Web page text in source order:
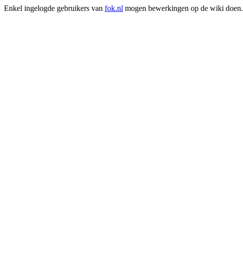
Enkel ingelogde gebruikers van fok.nl mogen bewerkingen op de wiki doen.